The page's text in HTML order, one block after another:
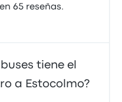
65 reseñas.
tiene el
a Estocolmo?